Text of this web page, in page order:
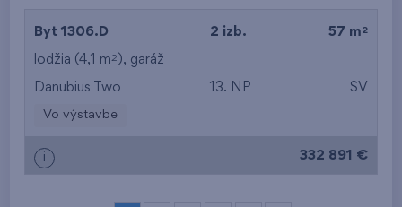
Byt 1306.D 2 izb. 57 m 2
lodžia (4,1 m2 ), garáž
Danubius Two 13. NP SV
Vo výstavbe
i 332 891 €